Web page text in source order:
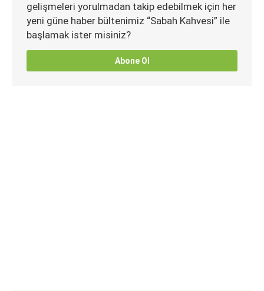
gelişmeleri yorulmadan takip edebilmek için her
yeni güne haber bültenimiz “Sabah Kahvesi” ile
başlamak ister misiniz?
Abone Ol